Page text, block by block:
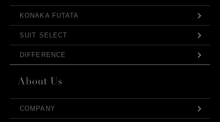
KONAKA FUTATA
SUIT SELECT
DIFFERENCE
COMPANY